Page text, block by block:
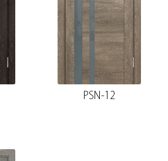
PSN-12